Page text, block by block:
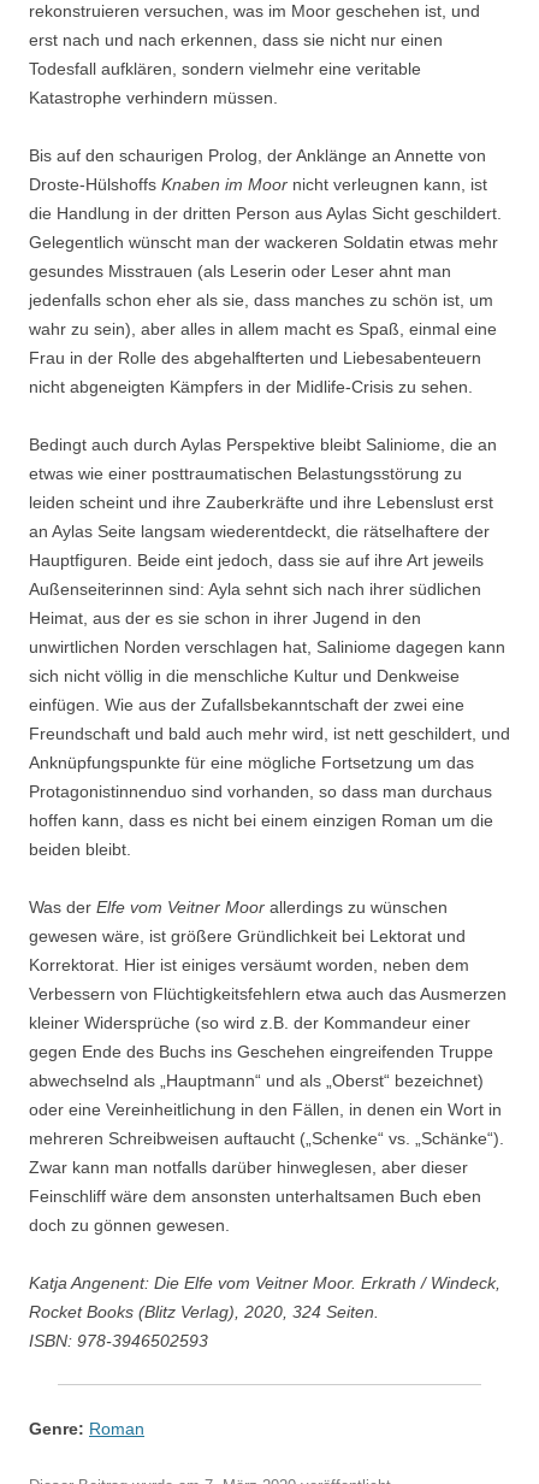
rekonstruieren versuchen, was im Moor geschehen ist, und
erst nach und nach erkennen, dass sie nicht nur einen
Todesfall aufklären, sondern vielmehr eine veritable
Katastrophe verhindern müssen.
Bis auf den schaurigen Prolog, der Anklänge an Annette von
Droste-Hülshoffs Knaben im Moor nicht verleugnen kann, ist
die Handlung in der dritten Person aus Aylas Sicht geschildert.
Gelegentlich wünscht man der wackeren Soldatin etwas mehr
gesundes Misstrauen (als Leserin oder Leser ahnt man
jedenfalls schon eher als sie, dass manches zu schön ist, um
wahr zu sein), aber alles in allem macht es Spaß, einmal eine
Frau in der Rolle des abgehalfterten und Liebesabenteuern
nicht abgeneigten Kämpfers in der Midlife-Crisis zu sehen.
Bedingt auch durch Aylas Perspektive bleibt Saliniome, die an
etwas wie einer posttraumatischen Belastungsstörung zu
leiden scheint und ihre Zauberkräfte und ihre Lebenslust erst
an Aylas Seite langsam wiederentdeckt, die rätselhaftere der
Hauptfiguren. Beide eint jedoch, dass sie auf ihre Art jeweils
Außenseiterinnen sind: Ayla sehnt sich nach ihrer südlichen
Heimat, aus der es sie schon in ihrer Jugend in den
unwirtlichen Norden verschlagen hat, Saliniome dagegen kann
sich nicht völlig in die menschliche Kultur und Denkweise
einfügen. Wie aus der Zufallsbekanntschaft der zwei eine
Freundschaft und bald auch mehr wird, ist nett geschildert, und
Anknüpfungspunkte für eine mögliche Fortsetzung um das
Protagonistinnenduo sind vorhanden, so dass man durchaus
hoffen kann, dass es nicht bei einem einzigen Roman um die
beiden bleibt.
Was der Elfe vom Veitner Moor allerdings zu wünschen
gewesen wäre, ist größere Gründlichkeit bei Lektorat und
Korrektorat. Hier ist einiges versäumt worden, neben dem
Verbessern von Flüchtigkeitsfehlern etwa auch das Ausmerzen
kleiner Widersprüche (so wird z.B. der Kommandeur einer
gegen Ende des Buchs ins Geschehen eingreifenden Truppe
abwechselnd als „Hauptmann“ und als „Oberst“ bezeichnet)
oder eine Vereinheitlichung in den Fällen, in denen ein Wort in
mehreren Schreibweisen auftaucht („Schenke“ vs. „Schänke“).
Zwar kann man notfalls darüber hinweglesen, aber dieser
Feinschliff wäre dem ansonsten unterhaltsamen Buch eben
doch zu gönnen gewesen.
Katja Angenent: Die Elfe vom Veitner Moor. Erkrath / Windeck,
Rocket Books (Blitz Verlag), 2020, 324 Seiten.
ISBN: 978-3946502593
Genre: Roman